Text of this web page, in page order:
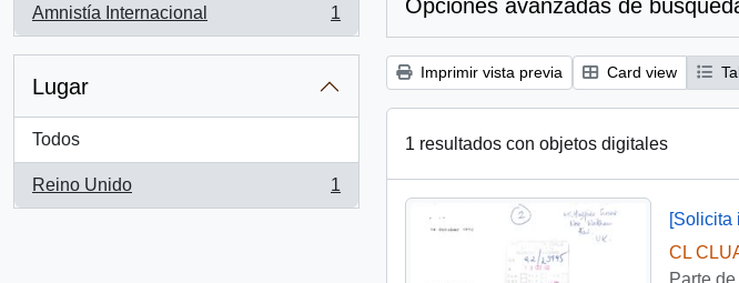
Amnistía Internacional
, 1 resultados
1
Lugar
Todos
Reino Unido
, 1 resultados
1
Opciones avanzadas de
Imprimir vista previa Card view
1 resultados con objetos digitales
[Solicita
CL
Parte de